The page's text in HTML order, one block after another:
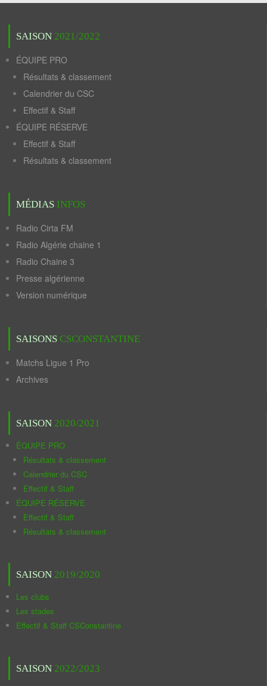
SAISON 2021/2022
ÉQUIPE PRO
Résultats & classement
Calendrier du CSC
Effectif & Staff
ÉQUIPE RÉSERVE
Effectif & Staff
Résultats & classement
MÉDIAS INFOS
Radio Cirta FM
Radio Algérie chaine 1
Radio Chaine 3
Presse algérienne
Version numérique
SAISONS CSCONSTANTINE
Matchs Ligue 1 Pro
Archives
SAISON 2020/2021
ÉQUIPE PRO
Résultats & classement
Calendrier du CSC
Effectif & Staff
ÉQUIPE RÉSERVE
Effectif & Staff
Résultats & classement
SAISON 2019/2020
Les clubs
Les stades
Effectif & Staff CSConstantine
SAISON 2022/2023